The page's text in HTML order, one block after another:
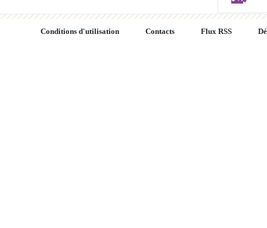
Conditions d'utilisation Contacts Flux RSS